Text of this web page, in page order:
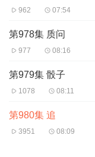
962 07:54
第978集 质问
977 08:16
第979集 骰子
1078 08:11
第980集 追
3951 08:09